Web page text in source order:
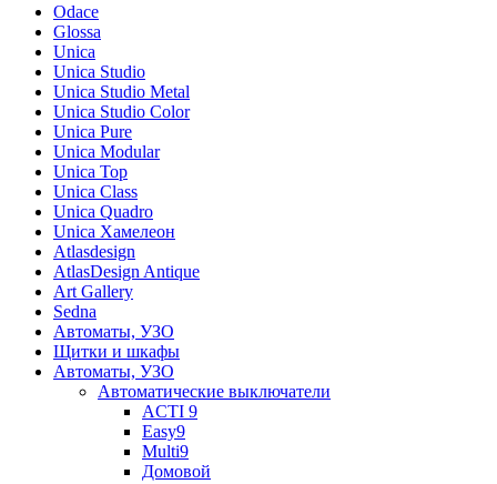
Odace
Glossa
Unica
Unica Studio
Unica Studio Metal
Unica Studio Color
Unica Pure
Unica Modular
Unica Top
Unica Class
Unica Quadro
Unica Хамелеон
Atlasdesign
AtlasDesign Antique
Art Gallery
Sedna
Автоматы, УЗО
Щитки и шкафы
Автоматы, УЗО
Автоматические выключатели
ACTI 9
Easy9
Multi9
Домовой